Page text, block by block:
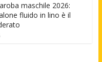
maschile 2026:
fluido in lino è il